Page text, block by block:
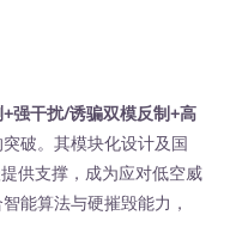
强干扰/诱骗双模反制+高
破。其模块化设计及国
供支撑，成为应对低空威
能算法与硬摧毁能力，